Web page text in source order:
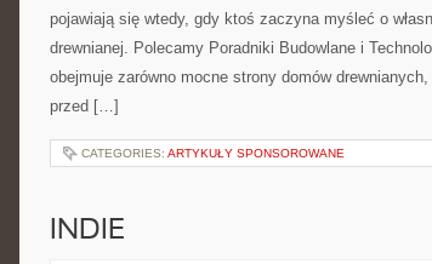
pojawiają się wtedy, gdy ktoś zaczyna myśleć o
drewnianej. Polecamy Poradniki Budowlane i
obejmuje zarówno mocne strony domów
przed […]
CATEGORIES: ARTYKUŁY SPONSOROWANE
INDIE